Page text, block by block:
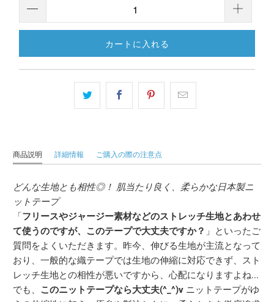
カートに入れる
商品説明 詳細情報 ご購入の際の注意点
どんな生地とも相性◎！ 肌当たり良く、柔らかな日本製ニ
ットテープ
「 フリースやジャージー素材などのストレッチ生地とあわせ
て使うのですが、このテープで大丈夫ですか？ 」といったご
質問をよくいただきます。昨今、伸びる生地が主流となって
おり、一般的な織テープでは生地の伸縮に対応できず、スト
レッチ生地との相性が悪いですから、心配になりますよね...
でも、 このニットテープなら大丈夫(^_^)v ニットテープがゆ